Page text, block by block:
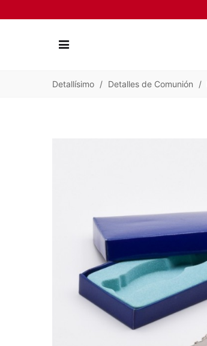
Detallísimo / Detalles de Comunión /